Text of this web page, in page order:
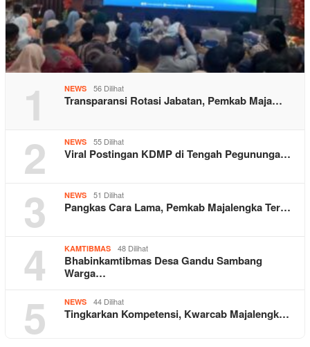
1 NEWS 56 Dilihat
Transparansi Rotasi Jabatan, Pemkab Maja…
2 NEWS 55 Dilihat
Viral Postingan KDMP di Tengah Pegununga…
3 NEWS 51 Dilihat
Pangkas Cara Lama, Pemkab Majalengka Ter…
4 KAMTIBMAS 48 Dilihat
Bhabinkamtibmas Desa Gandu Sambang
Warga…
5 NEWS 44 Dilihat
Tingkarkan Kompetensi, Kwarcab Majalengk…